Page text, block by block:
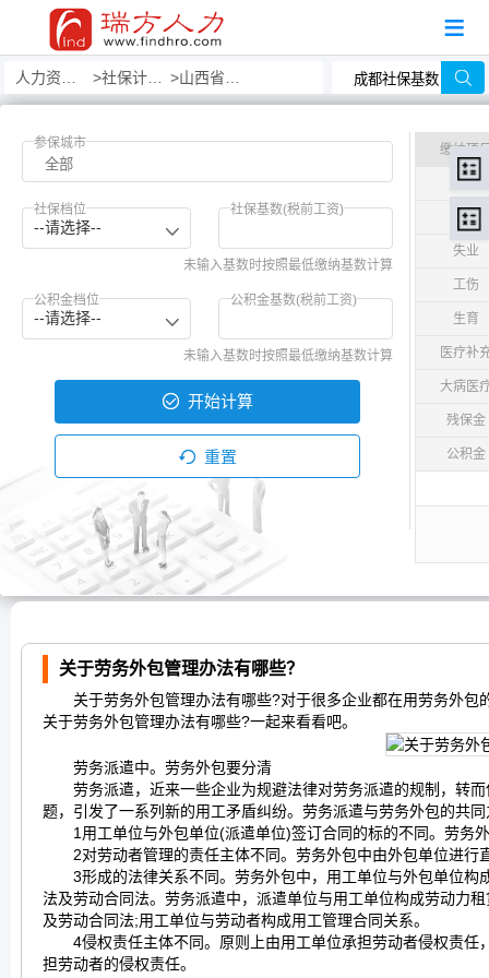
社保计算器 山西省社保计算器
参保城市
社保档位
--请选择--
社保基数(税前工资)
未输入基数时按照最低缴纳基数计算
公积金档位
--请选择--
公积金基数(税前工资)
未输入基数时按照最低缴纳基数计算
开始计算
重置
缴纳项
养老
医疗
失业
工伤
生育
医疗补
大病医
残保金
公积金
关于劳务外包管理办法有哪些？
关于劳务外包管理办法有哪些?对于很多企业都在用劳务外包
关于劳务外包管理办法有哪些?一起来看看吧。
劳务派遣中。劳务外包要分清
劳务派遣，近来一些企业为规避法律对劳务派遣的规制，转而
题，引发了一系列新的用工矛盾纠纷。劳务派遣与劳务外包的共
1用工单位与外包单位(派遣单位)签订合同的标的不同。劳务
2对劳动者管理的责任主体不同。劳务外包中由外包单位进行
3形成的法律关系不同。劳务外包中，用工单位与外包单位构
法及劳动合同法。劳务派遣中，派遣单位与用工单位构成劳动力
及劳动合同法;用工单位与劳动者构成用工管理合同关系。
4侵权责任主体不同。原则上由用工单位承担劳动者侵权责任
担劳动者的侵权责任。